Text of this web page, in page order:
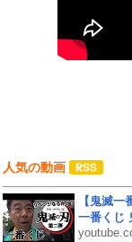
人気の動画
【鬼滅
一番くじ